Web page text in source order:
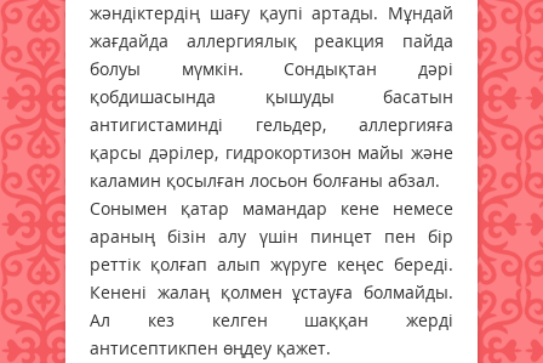
жәндіктердің шағу қаупі артады. Мұндай
жағдайда аллергиялық реакция пайда
болуы мүмкін. Сондықтан дәрі
қобдишасында қышуды басатын
антигистаминді гельдер, аллергияға
қарсы дәрілер, гидрокортизон майы және
каламин қосылған лосьон болғаны абзал.
Сонымен қатар мамандар кене немесе
араның бізін алу үшін пинцет пен бір
реттік қолғап алып жүруге кеңес береді.
Кенені жалаң қолмен ұстауға болмайды.
Ал кез келген шаққан жерді
антисептикпен өңдеу қажет.